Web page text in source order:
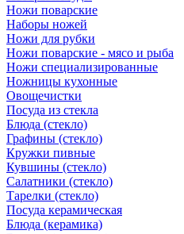
Ножи поварские
Наборы ножей
Ножи для рубки
Ножи поварские - мясо и рыба
Ножи специализированные
Ножницы кухонные
Овощечистки
Посуда из стекла
Блюда (стекло)
Графины (стекло)
Кружки пивные
Кувшины (стекло)
Салатники (стекло)
Тарелки (стекло)
Посуда керамическая
Блюда (керамика)